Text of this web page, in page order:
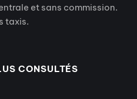
et sans commission.
taxis.
CONSULTÉS